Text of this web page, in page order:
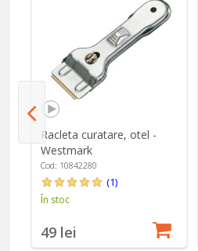
Racleta curatare, otel -
Westmark
Cod: 10842280
(1)
În stoc
49 lei